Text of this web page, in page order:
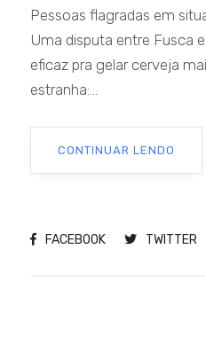
Pessoas flagradas em
Uma disputa entre Fusca
eficaz pra gelar cerveja
estranha:...
CONTINUAR LENDO
FACEBOOK TWITTER